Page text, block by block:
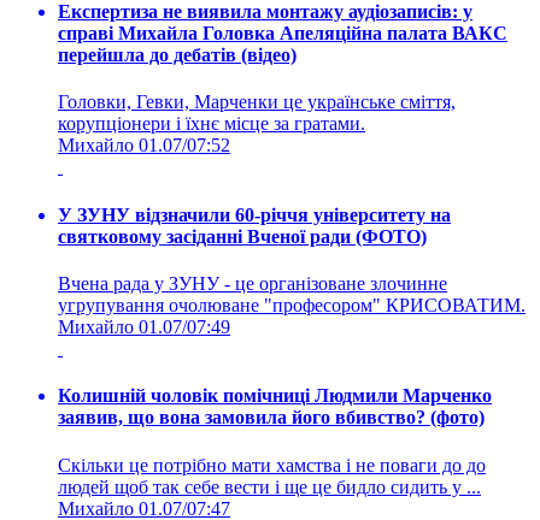
Експертиза не виявила монтажу аудіозаписів: у
справі Михайла Головка Апеляційна палата ВАКС
перейшла до дебатів (відео)
Головки, Гевки, Марченки це українське сміття,
корупціонери і їхнє місце за гратами.
Михайло 01.07/07:52
У ЗУНУ відзначили 60-річчя університету на
святковому засіданні Вченої ради (ФОТО)
Вчена рада у ЗУНУ - це організоване злочинне
угрупування очолюване "професором" КРИСОВАТИМ.
Михайло 01.07/07:49
Колишній чоловік помічниці Людмили Марченко
заявив, що вона замовила його вбивство? (фото)
Скільки це потрібно мати хамства і не поваги до до
людей щоб так себе вести і ще це бидло сидить у ...
Михайло 01.07/07:47